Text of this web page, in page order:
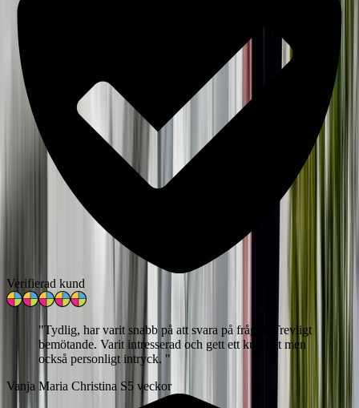
Verifierad kund
"Tydlig, har varit snabb på att svara på frågor. Trevligt
bemötande. Varit intresserad och gett ett kunnigt men
också personligt intryck. "
Vanja Maria Christina S5 veckor